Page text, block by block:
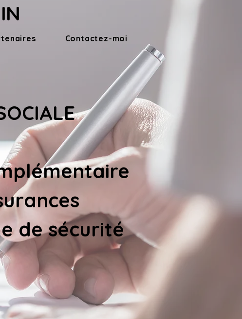
Contactez-moi
de sécurité